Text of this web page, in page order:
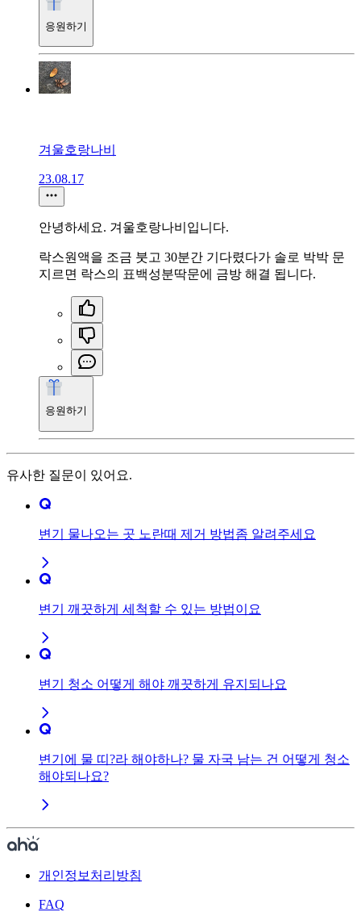
응원하기
겨울호랑나비
23.08.17
안녕하세요. 겨울호랑나비입니다.
락스원액을 조금 붓고 30분간 기다렸다가 솔로 박박 문
지르면 락스의 표백성분딱문에 금방 해결 됩니다.
응원하기
유사한 질문이 있어요.
변기 물나오는 곳 노란때 제거 방법좀 알려주세요
변기 깨끗하게 세척할 수 있는 방법이요
변기 청소 어떻게 해야 깨끗하게 유지되나요
변기에 물 띠?라 해야하나? 물 자국 남는 건 어떻게 청소
해야되나요?
개인정보처리방침
FAQ